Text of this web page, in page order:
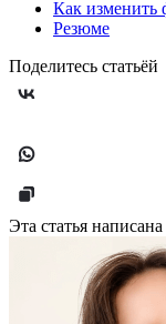
Как изменить
Резюме
Поделитесь статьёй
Эта статья